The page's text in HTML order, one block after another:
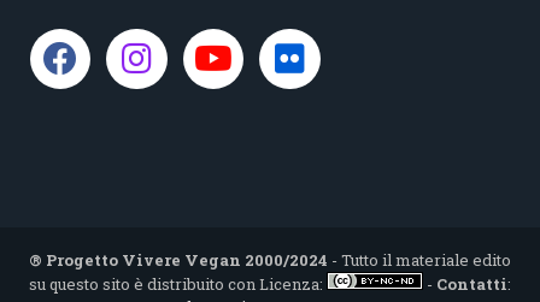
® Progetto Vivere Vegan 2000/2024 - Tutto il materiale edito
su questo sito è distribuito con Licenza:
- Contatti: